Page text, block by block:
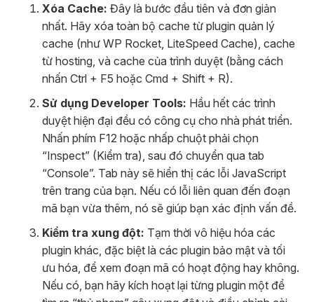
Xóa Cache: Đây là bước đầu tiên và đơn giản
nhất. Hãy xóa toàn bộ cache từ plugin quản lý
cache (như WP Rocket, LiteSpeed Cache), cache
từ hosting, và cache của trình duyệt (bằng cách
nhấn Ctrl + F5 hoặc Cmd + Shift + R).
Sử dụng Developer Tools: Hầu hết các trình
duyệt hiện đại đều có công cụ cho nhà phát triển.
Nhấn phím F12 hoặc nhấp chuột phải chọn
“Inspect” (Kiểm tra), sau đó chuyển qua tab
“Console”. Tab này sẽ hiển thị các lỗi JavaScript
trên trang của bạn. Nếu có lỗi liên quan đến đoạn
mã bạn vừa thêm, nó sẽ giúp bạn xác định vấn đề.
Kiểm tra xung đột: Tạm thời vô hiệu hóa các
plugin khác, đặc biệt là các plugin bảo mật và tối
ưu hóa, để xem đoạn mã có hoạt động hay không.
Nếu có, bạn hãy kích hoạt lại từng plugin một để